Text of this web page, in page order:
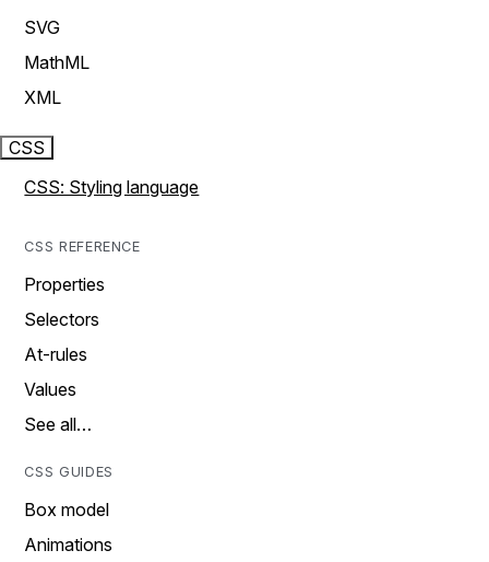
SVG
MathML
XML
CSS
CSS: Styling language
CSS REFERENCE
Properties
Selectors
At-rules
Values
See all…
CSS GUIDES
Box model
Animations